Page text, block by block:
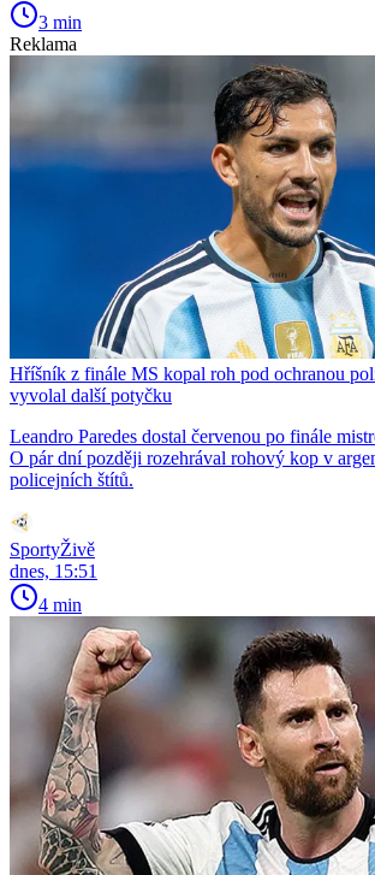
3 min
Reklama
Hříšník z finále MS kopal roh pod ochranou
vyvolal další potyčku
Leandro Paredes dostal červenou po finále
O pár dní později rozehrával rohový kop v
policejních štítů.
SportyŽivě
dnes, 15:51
4 min